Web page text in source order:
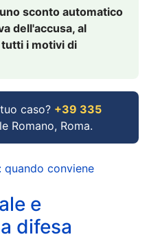
sconto automatico
dell'accusa, al
i motivi di
caso? +39 335
Romano, Roma.
conviene
e
difesa